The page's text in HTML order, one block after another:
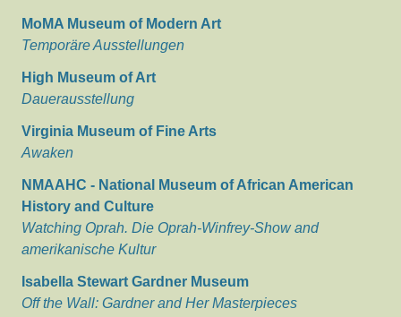
MoMA Museum of Modern Art
Temporäre Ausstellungen
High Museum of Art
Dauerausstellung
Virginia Museum of Fine Arts
Awaken
NMAAHC - National Museum of African American
History and Culture
Watching Oprah. Die Oprah-Winfrey-Show and
amerikanische Kultur
Isabella Stewart Gardner Museum
Off the Wall: Gardner and Her Masterpieces